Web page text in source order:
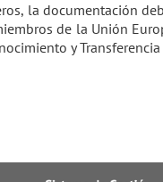
la documentación
de la Unión
y Transferencia